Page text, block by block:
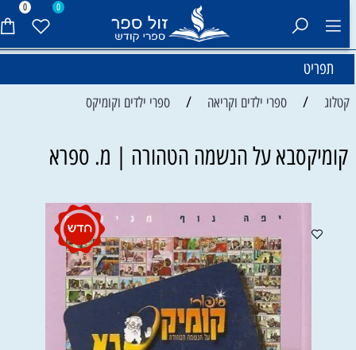
0 0
תפריט
קטלוג / ספרי ילדים וקריאה / ספרי ילדים וקומיקס
קומיקסבא על הנשמה הטהורה | מ. ספרא